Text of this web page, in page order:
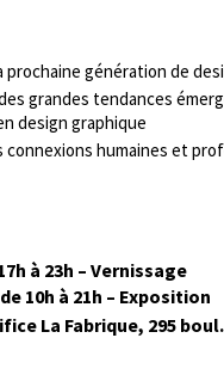
prochaine génération de
grandes tendances
design graphique
connexions humaines et
à 23h – Vernissage
10h à 21h – Exposition
La Fabrique, 295